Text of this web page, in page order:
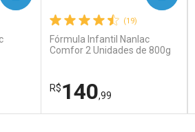
(19)
Fórmula Infantil Nanlac
Comfor 2 Unidades de 800g
R$140,99